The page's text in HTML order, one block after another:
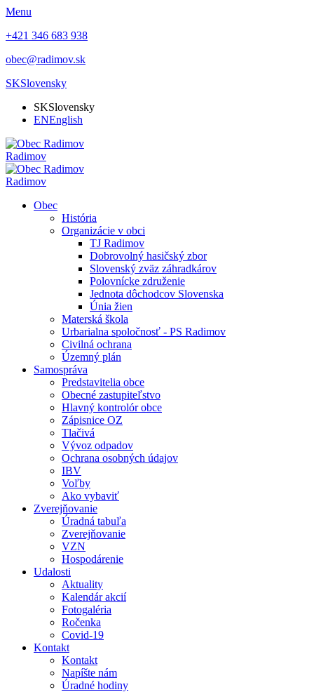
Menu
+421 346 683 938
obec@radimov.sk
SKSlovensky
SKSlovensky
ENEnglish
Radimov
Radimov
Obec
História
Organizácie v obci
TJ Radimov
Dobrovolný hasičský zbor
Slovenský zväz záhradkárov
Polovnícke združenie
Jednota dôchodcov Slovenska
Únia žien
Materská škola
Urbarialna spoločnosť - PS Radimov
Civilná ochrana
Územný plán
Samospráva
Predstavitelia obce
Obecné zastupiteľstvo
Hlavný kontrolór obce
Zápisnice OZ
Tlačivá
Vývoz odpadov
Ochrana osobných údajov
IBV
Voľby
Ako vybaviť
Zverejňovanie
Úradná tabuľa
Zverejňovanie
VZN
Hospodárenie
Udalosti
Aktuality
Kalendár akcií
Fotogaléria
Ročenka
Covid-19
Kontakt
Kontakt
Napíšte nám
Úradné hodiny